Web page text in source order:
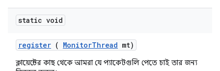
static void
register ( MonitorThread mt)
ক্লায়েন্টের কাছ থেকে আমরা যে প্যাকেটগুলি পেতে চাই তার জন্য